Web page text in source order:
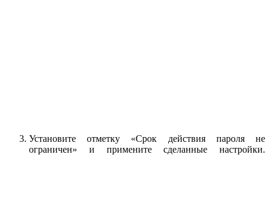
Установите отметку «Срок действия пароля не
ограничен» и примените сделанные настройки.